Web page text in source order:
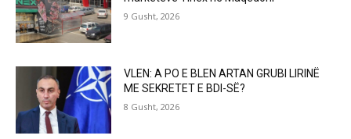
9 Gusht, 2026
VLEN: A PO E BLEN ARTAN GRUBI LIRINË
ME SEKRETET E BDI-SË?
8 Gusht, 2026